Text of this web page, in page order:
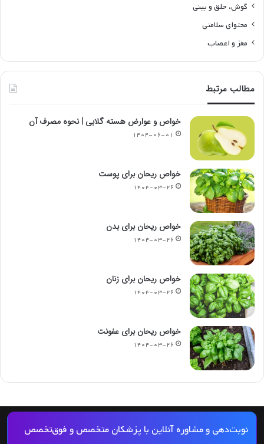
گوش، حلق و بینی
محتوای سلامتی
مغز و اعصاب
مطالب مرتبط
خواص و عوارض هسته گلابی | نحوه مصرف آن
۱۴۰۴-۰۶-۰۱
خواص ریحان برای پوست
۱۴۰۴-۰۳-۲۶
خواص ریحان برای بدن
۱۴۰۴-۰۳-۲۶
خواص ریحان برای زنان
۱۴۰۴-۰۳-۲۶
خواص ریحان برای عفونت
۱۴۰۴-۰۳-۲۶
نوبت‌دهی و مشاوره آنلاین با پزشکان متخصص و فوق‌تخصص
© کپی رایت 2026, کلیه حقوق مادی و معنوی این مجله و کلیه خدمات آن محفوظ و متعلق